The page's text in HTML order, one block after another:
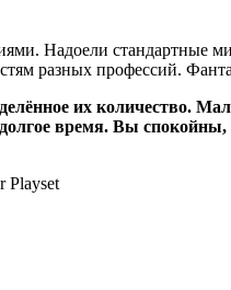
Надоели стандартные
разных профессий.
их количество.
время. Вы